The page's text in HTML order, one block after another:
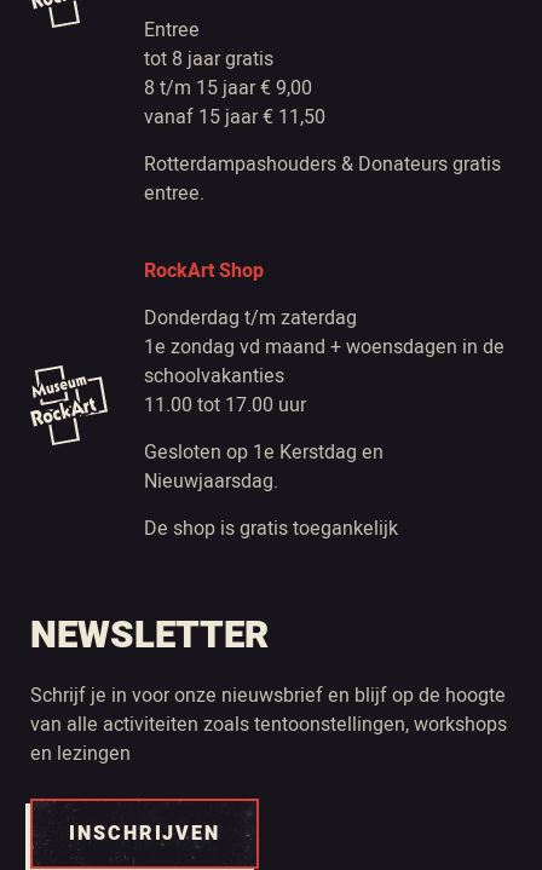
Entree
tot 8 jaar gratis
8 t/m 15 jaar € 9,00
vanaf 15 jaar € 11,50
Rotterdampashouders & Donateurs gratis
entree.
RockArt Shop
Donderdag t/m zaterdag
1e zondag vd maand + woensdagen in de
schoolvakanties
11.00 tot 17.00 uur
Gesloten op 1e Kerstdag en
Nieuwjaarsdag.
De shop is gratis toegankelijk
NEWSLETTER
Schrijf je in voor onze nieuwsbrief en blijf op de hoogte
van alle activiteiten zoals tentoonstellingen, workshops
en lezingen
INSCHRIJVEN